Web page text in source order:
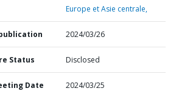
Europe et Asie centrale,
2024/03/26
Status Disclosed
Date 2024/03/25